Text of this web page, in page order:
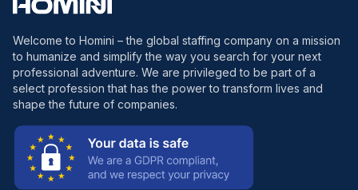
Welcome to Homini – the global staffing company on a mission
to humanize and simplify the way you search for your next
professional adventure. We are privileged to be part of a
select profession that has the power to transform lives and
shape the future of companies.